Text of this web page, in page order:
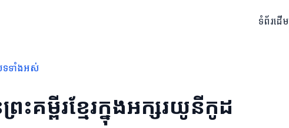
ទំព័រដើម
ទទាំងអស់
រះគម្ពីរ​ខ្មែរ​ក្នុង​អក្សរយូនីកូដ